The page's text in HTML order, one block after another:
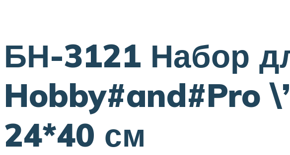
БН-3121 Набор
Hobby#and#Pro
24*40 см